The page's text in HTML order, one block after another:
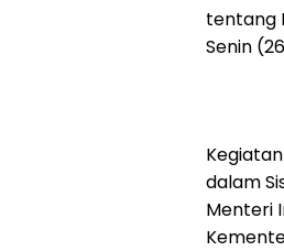
tentang
Senin
dalam
Menteri